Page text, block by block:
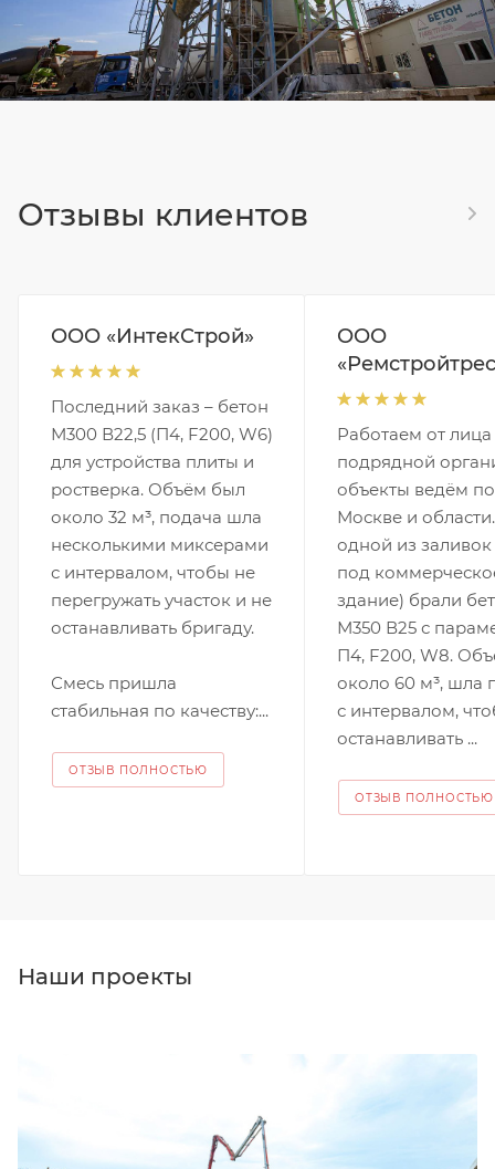
Отзывы клиентов
ООО «ИнтекСтрой»
Последний заказ – бетон
М300 В22,5 (П4, F200, W6)
для устройства плиты и
ростверка. Объём был
около 32 м³, подача шла
несколькими миксерами
с интервалом, чтобы не
перегружать участок и не
останавливать бригаду.
Смесь пришла
стабильная по качеству:...
ОТЗЫВ ПОЛНОСТЬЮ
ООО
Работаем от лица
подрядной
объекты ведём по
Москве и
одной из заливок
под
здание) брали
М350 В25 с
П4, F200, W8.
около 60 м³, шла
с интервалом,
останавливать ...
ОТЗЫВ ПОЛНОСТЬЮ
Наши проекты